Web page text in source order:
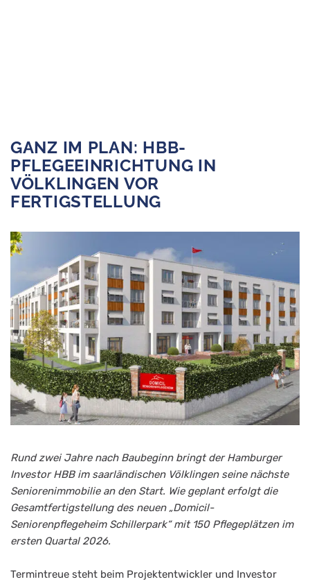
GANZ IM PLAN: HBB-
PFLEGEEINRICHTUNG IN
VÖLKLINGEN VOR
FERTIGSTELLUNG
Rund zwei Jahre nach Baubeginn bringt der Hamburger
Investor HBB im saarländischen Völklingen seine nächste
Seniorenimmobilie an den Start. Wie geplant erfolgt die
Gesamtfertigstellung des neuen „Domicil-
Seniorenpflegeheim Schillerpark“ mit 150 Pflegeplätzen im
ersten Quartal 2026.
Termintreue steht beim Projektentwickler und Investor